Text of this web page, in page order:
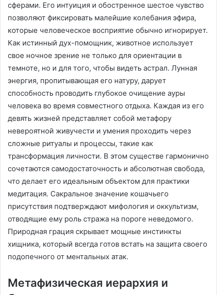
сферами. Его интуиция и обостренное шестое чувство
позволяют фиксировать малейшие колебания эфира,
которые человеческое восприятие обычно игнорирует.
Как истинный дух-помощник, животное использует
свое ночное зрение не только для ориентации в
темноте, но и для того, чтобы видеть астрал. Лунная
энергия, пропитывающая его натуру, дарует
способность проводить глубокое очищение ауры
человека во время совместного отдыха. Каждая из его
девять жизней представляет собой метафору
невероятной живучести и умения проходить через
сложные ритуалы и процессы, такие как
трансформация личности. В этом существе гармонично
сочетаются самодостаточность и абсолютная свобода,
что делает его идеальным объектом для практики
медитация. Сакральное значение кошачьего
присутствия подтверждают мифология и оккультизм,
отводящие ему роль стража на пороге неведомого.
Природная грация скрывает мощные инстинкты
хищника, который всегда готов встать на защита своего
подопечного от ментальных атак.
Метафизическая иерархия и